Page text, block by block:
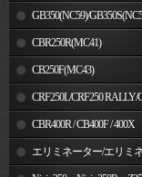
GB350(NC59)/
CBR250R(MC41)
CB250F(MC43)
CRF250L/CRF250 RALLY/
CBR400R / CB400F / 400X
エリミネーター/エリミ